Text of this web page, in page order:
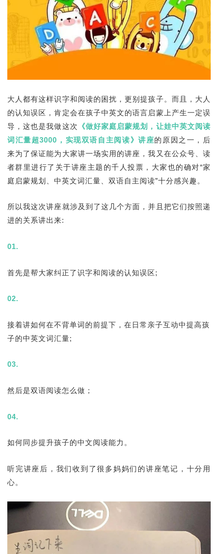
大人都有这样识字和阅读的困扰，更别提孩子。而且，大人
的认知误区，肯定会在孩子中英文的语言启蒙上产生一定误
导，这也是我做这次 《做好家庭启蒙规划，让娃中英文阅读
词汇量超3000，实现双语自主阅读》讲座的原因之一，后
来为了保证能为大家讲一场实用的讲座，我又在公众号、读
者群里进行了关于讲座主题的千人投票，大家也的确对“家
庭启蒙规划、中英文词汇量、双语自主阅读”十分感兴趣。
所以我这次讲座就涉及到了这几个方面，并且把它们按照递
进的关系讲出来:
01.
首先是帮大家纠正了识字和阅读的认知误区;
02.
接着讲如何在不背单词的前提下，在日常亲子互动中提高孩
子的中英文词汇量;
03.
然后是双语阅读怎么做；
04.
如何同步提升孩子的中文阅读能力。
听完讲座后，我们收到了很多妈妈们的讲座笔记，十分用
心。